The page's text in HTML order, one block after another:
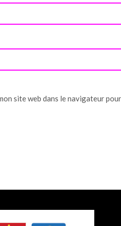
site web dans le navigateur